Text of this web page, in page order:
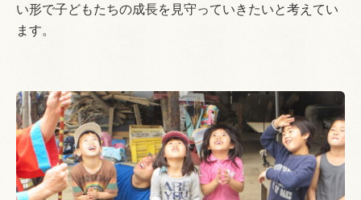
い形で子どもたちの成長を見守っていきたいと考えてい
ます。